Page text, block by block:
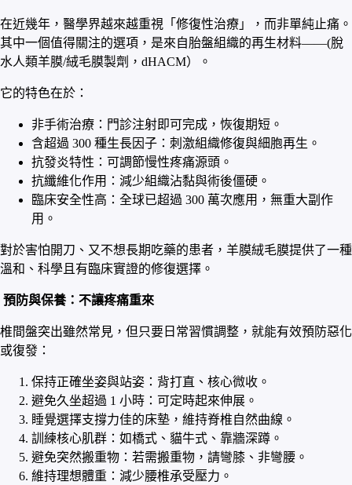
在近幾年，醫學界越來越重視「修復性治療」，而非單純止痛。
其中一個值得關注的選項，是來自胎盤組織的再生材料——(脫
水人類羊膜/絨毛膜製劑，dHACM）。
它的特色在於：
非手術治療：門診注射即可完成，恢復期短。
含超過 300 種生長因子：刺激組織修復與細胞再生。
抗發炎特性：可調節慢性疼痛源頭。
抗纖維化作用：減少組織沾黏與術後僵硬。
臨床安全性高：全球已超過 300 萬次應用，無重大副作
用。
對於害怕開刀、又不想長期吃藥的患者，羊膜絨毛膜提供了一種
溫和、科學且有臨床實證的修復選擇。
預防與保養：不讓疼痛重來
椎間盤突出雖然常見，但只要日常習慣調整，就能有效預防惡化
或復發：
保持正確坐姿與站姿：背打直、核心微收。
避免久坐超過 1 小時：可定時起來伸展。
睡覺選擇支撐力佳的床墊，維持脊椎自然曲線。
訓練核心肌群：如橋式、貓牛式、靠牆深蹲。
避免突然搬重物：若需搬重物，請彎膝、非彎腰。
維持理想體重：減少腰椎承受壓力。